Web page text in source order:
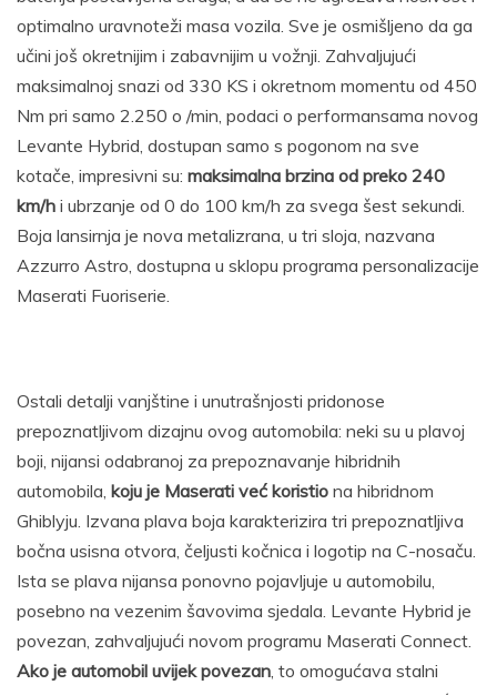
optimalno uravnoteži masa vozila. Sve je osmišljeno da ga
učini još okretnijim i zabavnijim u vožnji. Zahvaljujući
maksimalnoj snazi od 330 KS i okretnom momentu od 450
Nm pri samo 2.250 o /min, podaci o performansama novog
Levante Hybrid, dostupan samo s pogonom na sve
kotače, impresivni su: maksimalna brzina od preko 240
km/h i ubrzanje od 0 do 100 km/h za svega šest sekundi.
Boja lansirnja je nova metalizrana, u tri sloja, nazvana
Azzurro Astro, dostupna u sklopu programa personalizacije
Maserati Fuoriserie.
Ostali detalji vanjštine i unutrašnjosti pridonose
prepoznatljivom dizajnu ovog automobila: neki su u plavoj
boji, nijansi odabranoj za prepoznavanje hibridnih
automobila, koju je Maserati već koristio na hibridnom
Ghiblyju. Izvana plava boja karakterizira tri prepoznatljiva
bočna usisna otvora, čeljusti kočnica i logotip na C-nosaču.
Ista se plava nijansa ponovno pojavljuje u automobilu,
posebno na vezenim šavovima sjedala. Levante Hybrid je
povezan, zahvaljujući novom programu Maserati Connect.
Ako je automobil uvijek povezan, to omogućava stalni